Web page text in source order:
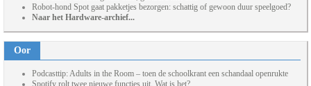
Robot-hond Spot gaat pakketjes bezorgen: schattig of gewoon duur speelgoed?
Naar het Hardware-archief...
Oor
Podcasttip: Adults in the Room – toen de schoolkrant een schandaal openrukte
Spotify rolt twee nieuwe functies uit. Wat is het?